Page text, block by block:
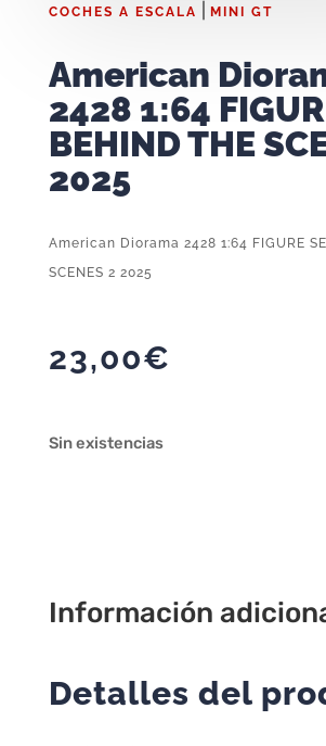
COCHES A ESCALA MINI GT
American
2428 1:64
BEHIND THE
2025
American Diorama 2428 1:64 FIGURE
SCENES 2 2025
23,00€
Sin existencias
Información
Detalles del